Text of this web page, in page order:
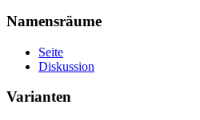
Namensräume
Seite
Diskussion
Varianten